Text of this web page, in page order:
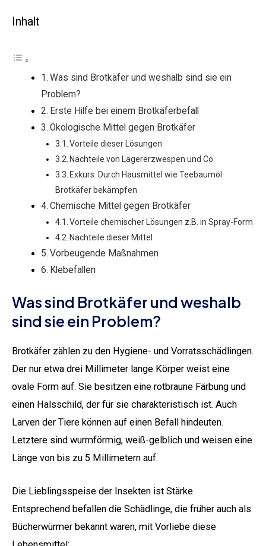
Inhalt
Was sind Brotkäfer und weshalb sind sie ein
Problem?
Erste Hilfe bei einem Brotkäferbefall
Ökologische Mittel gegen Brotkäfer
Vorteile dieser Lösungen
Nachteile von Lagererzwespen und Co.
Exkurs: Durch Hausmittel wie Teebaumöl
Brotkäfer bekämpfen
Chemische Mittel gegen Brotkäfer
Vorteile chemischer Lösungen z.B. in Spray-Form
Nachteile dieser Mittel
Vorbeugende Maßnahmen
Klebefallen
Was sind Brotkäfer und weshalb
sind sie ein Problem?
Brotkäfer zählen zu den Hygiene- und Vorratsschädlingen.
Der nur etwa drei Millimeter lange Körper weist eine
ovale Form auf. Sie besitzen eine rotbraune Färbung und
einen Halsschild, der für sie charakteristisch ist. Auch
Larven der Tiere können auf einen Befall hindeuten.
Letztere sind wurmförmig, weiß-gelblich und weisen eine
Länge von bis zu 5 Millimetern auf.
Die Lieblingsspeise der Insekten ist Stärke.
Entsprechend befallen die Schädlinge, die früher auch als
Bücherwürmer bekannt waren, mit Vorliebe diese